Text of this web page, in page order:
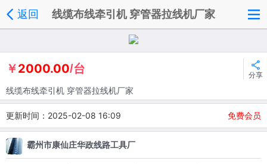
返回 线缆布线牵引机 穿管器拉线机厂家
￥2000.00/台 分享
线缆布线牵引机 穿管器拉线机厂家
更新时间：2025-02-08 16:09 免费会员
霸州市康仙庄华政线路工具厂